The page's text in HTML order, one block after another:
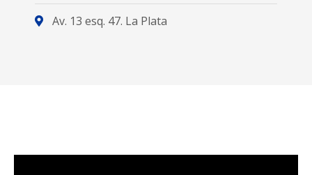
Av. 13 esq. 47. La Plata